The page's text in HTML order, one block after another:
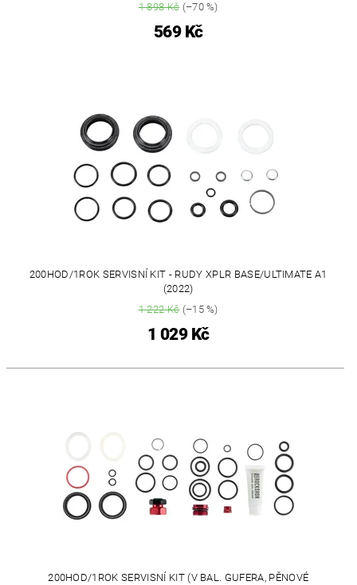
1 898 Kč(–70 %)
569 Kč
200HOD/1ROK SERVISNÍ KIT - RUDY XPLR BASE/ULTIMATE A1
(2022)
1 222 Kč(–15 %)
1 029 Kč
200HOD/1ROK SERVISNÍ KIT (V BAL. GUFERA, PĚNOVÉ